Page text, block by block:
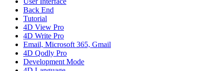
Back End
Tutorial
4D View Pro
4D Write Pro
Email, Microsoft 365, Gmail
4D Qodly Pro
Development Mode